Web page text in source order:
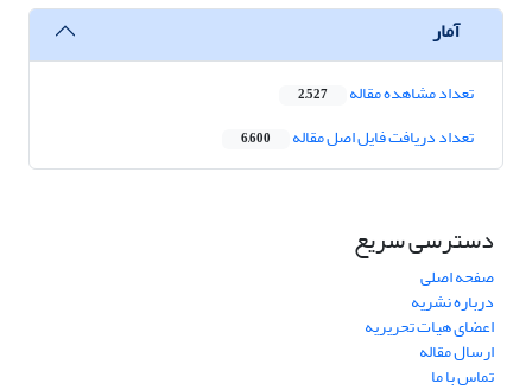
آمار
تعداد مشاهده مقاله 2,527
تعداد دریافت فایل اصل مقاله 6,600
دسترسی سریع
صفحه اصلی
درباره نشریه
اعضای هیات تحریریه
ارسال مقاله
تماس با ما